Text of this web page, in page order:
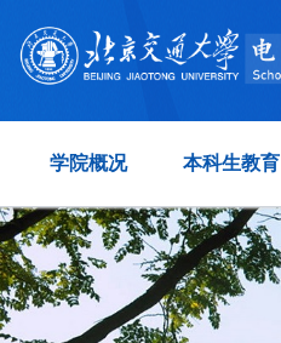
学院概况 本科生教育